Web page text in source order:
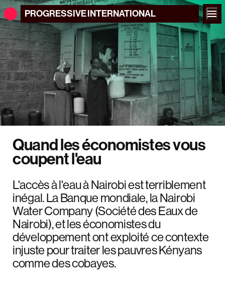
PROGRESSIVEINTERNATIONAL
Quand les économistes vous
coupent l'eau
L'accès à l'eau à Nairobi est terriblement
inégal. La Banque mondiale, la Nairobi
Water Company (Société des Eaux de
Nairobi), et les économistes du
développement ont exploité ce contexte
injuste pour traiter les pauvres Kényans
comme des cobayes.